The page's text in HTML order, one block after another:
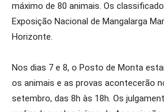
máximo de 80 animais. Os
Exposição Nacional de Mangalarga
Horizonte.
Nos dias 7 e 8, o Posto de Monta
os animais e as provas acontecerão
setembro, das 8h às 18h. Os